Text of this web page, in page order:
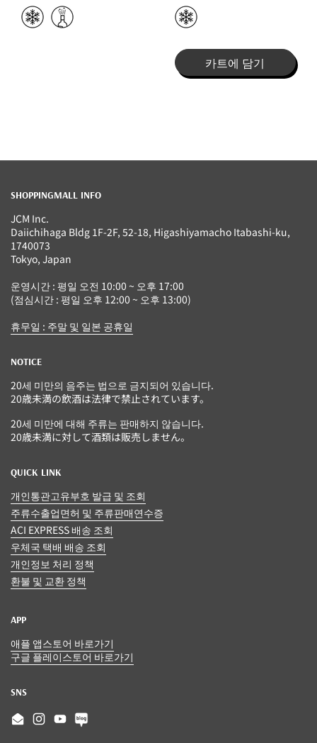
카트에 담기
SHOPPINGMALL INFO
JCM Inc.
Daiichihaga Bldg 1F-2F, 52-18, Higashiyamacho Itabashi-ku,
1740073
Tokyo, Japan
운영시간 : 평일 오전 10:00 ~ 오후 17:00
(점심시간 : 평일 오후 12:00 ~ 오후 13:00)
휴무일 : 주말 및 일본 공휴일
NOTICE
20세 미만의 음주는 법으로 금지되어 있습니다.
20歳未満の飲酒は法律で禁止されています。
20세 미만에 대해 주류는 판매하지 않습니다.
20歳未満に対して酒類は販売しません。
QUICK LINK
개인통관고유부호 발급 및 조회
주류수출업면허 및 주류판매연수증
ACI EXPRESS 배송 조회
우체국 택배 배송 조회
개인정보 처리 정책
환불 및 교환 정책
APP
애플 앱스토어 바로가기
구글 플레이스토어 바로가기
SNS
EmailInstagram
YouTube